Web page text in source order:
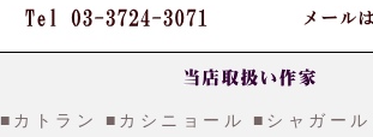
■カトラン ■カシニョール ■シャガール